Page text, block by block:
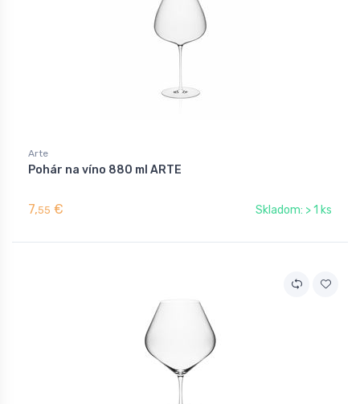
Arte
Pohár na víno 880 ml ARTE
7,55 € Skladom: > 1 ks